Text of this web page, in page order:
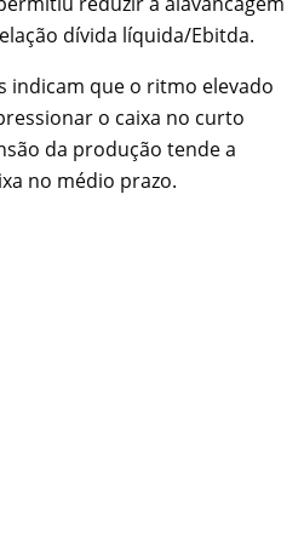
dívida líquida/Ebitda.
indicam que o ritmo elevado
o caixa no curto
da produção tende a
no médio prazo.